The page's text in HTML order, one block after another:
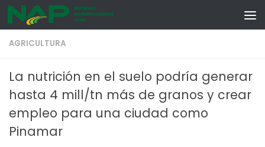
Skip to content
AGRICULTURA
La nutrición en el suelo podría generar
hasta 4 mill/tn más de granos y crear
empleo para una ciudad como
Pinamar